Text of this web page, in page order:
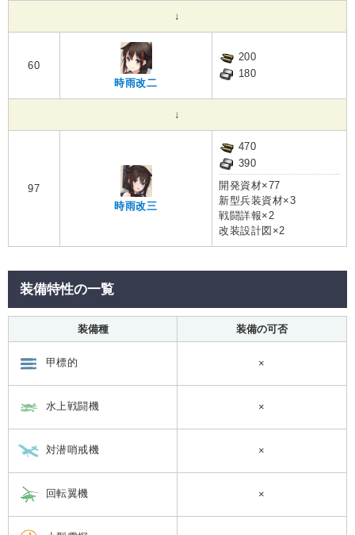
↓
60
時雨改二
200
180
↓
97
時雨改三
470
390
開発資材×77
新型兵装資材×3
戦闘詳報×2
改装設計図×2
装備特性の一覧
装備種 装備の可否
甲標的 ×
水上戦闘機 ×
対潜哨戒機 ×
回転翼機 ×